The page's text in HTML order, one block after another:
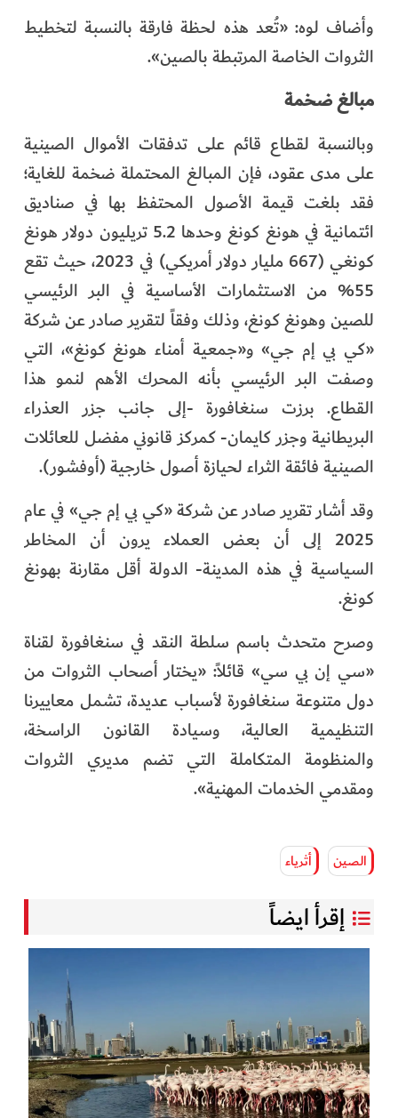
وأضاف لوه: «تُعد هذه لحظة فارقة بالنسبة لتخطيط
الثروات الخاصة المرتبطة بالصين».
مبالغ ضخمة
وبالنسبة لقطاع قائم على تدفقات الأموال الصينية
على مدى عقود، فإن المبالغ المحتملة ضخمة للغاية؛
فقد بلغت قيمة الأصول المحتفظ بها في صناديق
ائتمانية في هونغ كونغ وحدها 5.2 تريليون دولار هونغ
كونغي (667 مليار دولار أمريكي) في 2023، حيث تقع
55% من الاستثمارات الأساسية في البر الرئيسي
للصين وهونغ كونغ، وذلك وفقاً لتقرير صادر عن شركة
«كي بي إم جي» و«جمعية أمناء هونغ كونغ»، التي
وصفت البر الرئيسي بأنه المحرك الأهم لنمو هذا
القطاع. برزت سنغافورة -إلى جانب جزر العذراء
البريطانية وجزر كايمان- كمركز قانوني مفضل للعائلات
الصينية فائقة الثراء لحيازة أصول خارجية (أوفشور).
وقد أشار تقرير صادر عن شركة «كي بي إم جي» في عام
2025 إلى أن بعض العملاء يرون أن المخاطر
السياسية في هذه المدينة- الدولة أقل مقارنة بهونغ
كونغ.
وصرح متحدث باسم سلطة النقد في سنغافورة لقناة
«سي إن بي سي» قائلاً: «يختار أصحاب الثروات من
دول متنوعة سنغافورة لأسباب عديدة، تشمل معاييرنا
التنظيمية العالية، وسيادة القانون الراسخة،
والمنظومة المتكاملة التي تضم مديري الثروات
ومقدمي الخدمات المهنية».
الصين أثرياء
إقرأ ايضاً